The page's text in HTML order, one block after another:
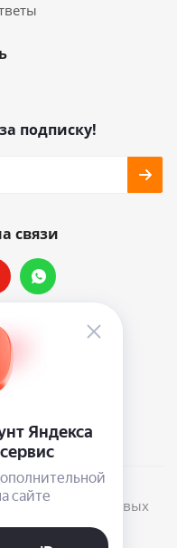
подписку!
связи
магазин виниловых